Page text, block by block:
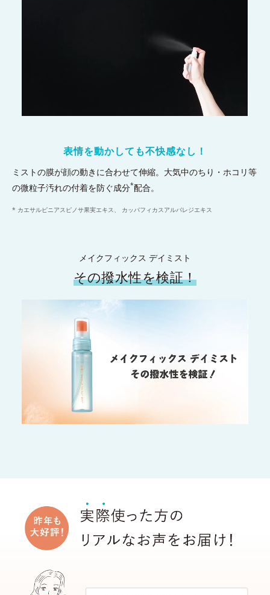
表情を動かしても不快感なし！
ミストの膜が顔の動きに合わせて伸縮。大気中のちり・ホコリ等
の微粒子汚れの付着を防ぐ成分*配合。
* カエサルピニアスピノサ果実エキス、 カッパフィカスアルバレジエキス
メイクフィックス デイミスト
その撥水性を検証！